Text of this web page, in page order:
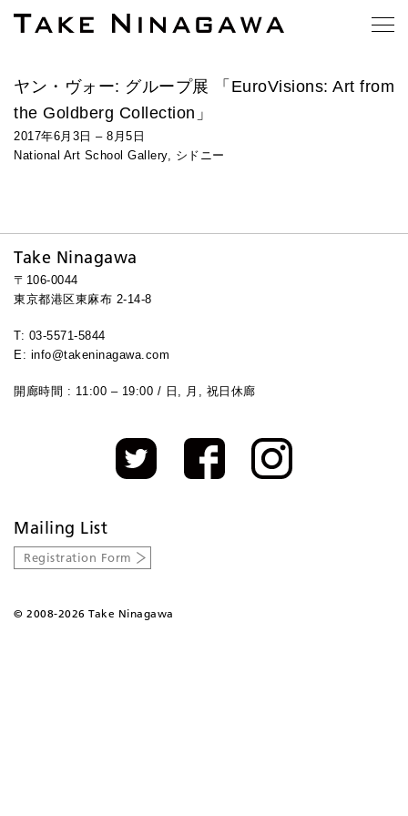
ヤン・ヴォー: グループ展 「EuroVisions: Art from
the Goldberg Collection」
2017年6月3日 – 8月5日
National Art School Gallery, シドニー
Take Ninagawa
〒106-0044
東京都港区東麻布 2-14-8
T: 03-5571-5844
E: info@takeninagawa.com
開廊時間 : 11:00 – 19:00 / 日, 月, 祝日休廊
Mailing List
Registration Form
© 2008-2026 Take Ninagawa